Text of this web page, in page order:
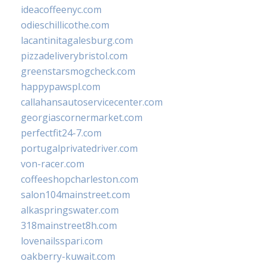
ideacoffeenyc.com
odieschillicothe.com
lacantinitagalesburg.com
pizzadeliverybristol.com
greenstarsmogcheck.com
happypawspl.com
callahansautoservicecenter.com
georgiascornermarket.com
perfectfit24-7.com
portugalprivatedriver.com
von-racer.com
coffeeshopcharleston.com
salon104mainstreet.com
alkaspringswater.com
318mainstreet8h.com
lovenailsspari.com
oakberry-kuwait.com